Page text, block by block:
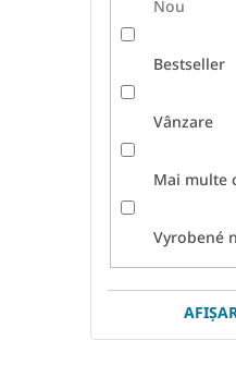
Nou
Bestseller
Vânzare
Mai multe
Vyrobené